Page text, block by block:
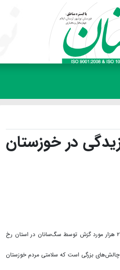
رئیس مرکز بهداشت خوزستان با اشاره به وجود حدود ۵ هزار سگ بلاصاحب در اهواز گفت: سال گذشته بیش از ۲۱ هزار مورد گزش توسط سگ‌سانان در استان رخ
بزرگی است که سلامتی مردم خوزستان